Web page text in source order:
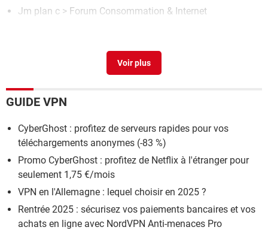
Jm plan c > Forum Consommation & Internet
GUIDE VPN
CyberGhost : profitez de serveurs rapides pour vos
téléchargements anonymes (-83 %)
Promo CyberGhost : profitez de Netflix à l'étranger pour
seulement 1,75 €/mois
VPN en l'Allemagne : lequel choisir en 2025 ?
Rentrée 2025 : sécurisez vos paiements bancaires et vos
achats en ligne avec NordVPN Anti-menaces Pro